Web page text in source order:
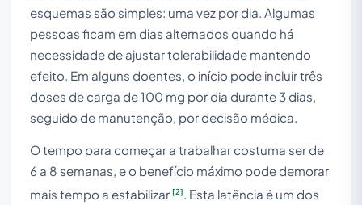
esquemas são simples: uma vez por dia. Algumas
pessoas ficam em dias alternados quando há
necessidade de ajustar tolerabilidade mantendo
efeito. Em alguns doentes, o início pode incluir três
doses de carga de 100 mg por dia durante 3 dias,
seguido de manutenção, por decisão médica.
O tempo para começar a trabalhar costuma ser de
6 a 8 semanas, e o benefício máximo pode demorar
mais tempo a estabilizar [2]
. Esta latência é um dos